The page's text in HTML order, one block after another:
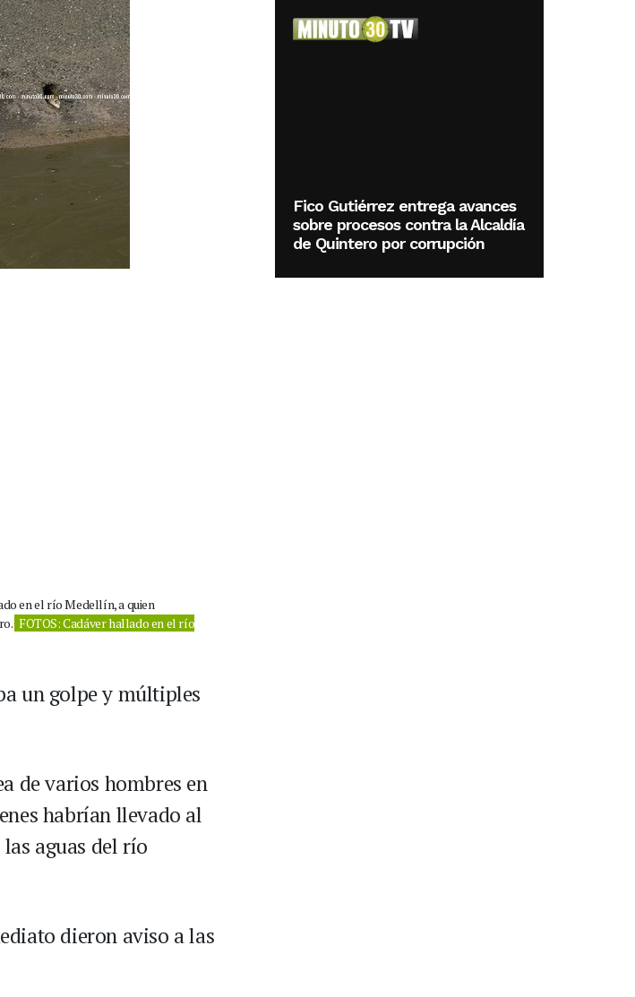
en el río Medellín, a quien
FOTOS: Cadáver hallado en el río
un golpe y múltiples
de varios hombres en
habrían llevado al
aguas del río
dieron aviso a las
Fico Gutiérrez entrega avances
sobre procesos contra la Alcaldía
de Quintero por corrupción